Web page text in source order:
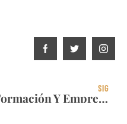
SIG
Formación Y Emprendimiento